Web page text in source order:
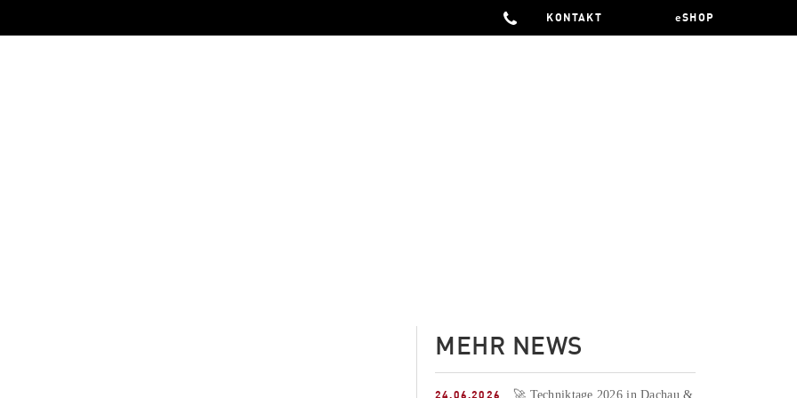
KONTAKT eSHOP
MEHR NEWS
24.06.2026
🚀 Techniktage 2026 in Dachau &